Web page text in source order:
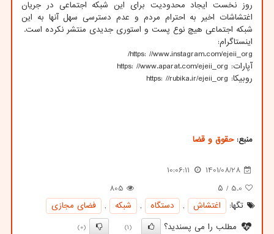
روز نخست ایجاد محدودیت برای این شبکه اجتماعی در جریان
اغتشاشات اخیر به احترام مردم و عدم دسترسی سهل آنها به این
شبکه اجتماعی هیچ نوع پست و استوری جدیدی منتشر نکرده است.
اینستاگرام:
https: //www.instagram.com/ejeii_org/
آپارات: https: //www.aparat.com/ejeii_org
روبیکا: https: //rubika.ir/ejeii_org
منبع:حقوق و قضا
1401/08/28
10:06:11
5.0 / ۵
805
تگها:
اغتشاش , دستگاه , شبكه ,
فضای مجازی
مطلب را می پسندید؟
(1)
(0)